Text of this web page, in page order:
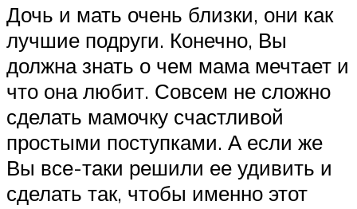
Дочь и мать очень близки, они как
лучшие подруги. Конечно, Вы
должна знать о чем мама мечтает и
что она любит. Совсем не сложно
сделать мамочку счастливой
простыми поступками. А если же
Вы все-таки решили ее удивить и
сделать так, чтобы именно этот